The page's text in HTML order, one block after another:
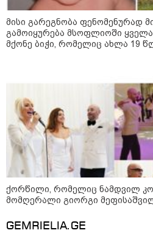
დრონის
ვიდეო
"ომი,
დონალდ
როგორ
Times
კიევი
ამდენი
მისი გარეგნობა ფენომენურად
გამოიყურება მსოფლიოში
მქონე ბიჭი, რომელიც ახლა 19
ქორწილი, რომელიც ნამდვილ
მომღერალი გიორგი
GEMRIELIA.GE